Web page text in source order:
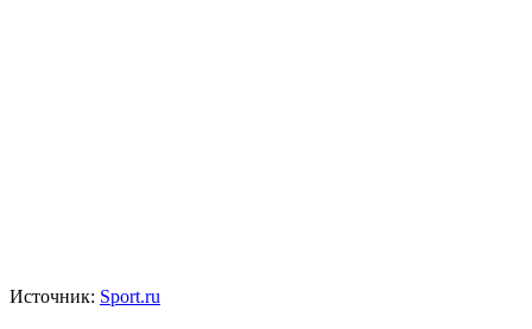
Источник: Sport.ru